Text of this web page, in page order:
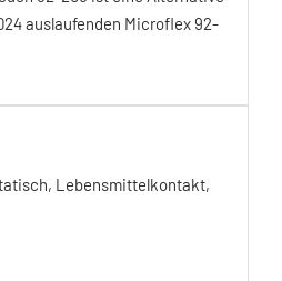
auslaufenden Microflex 92-
Lebensmittelkontakt,